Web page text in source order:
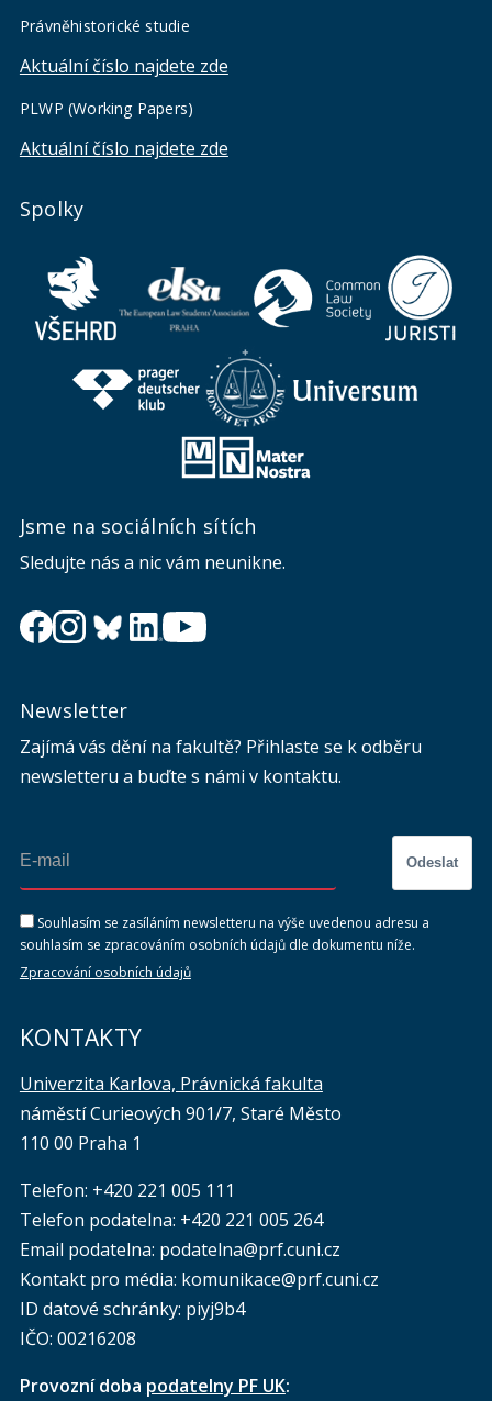
Právněhistorické studie
Aktuální číslo najdete zde
PLWP (Working Papers)
Aktuální číslo najdete zde
Spolky
Jsme na sociálních sítích
Sledujte nás a nic vám neunikne.
Newsletter
Zajímá vás dění na fakultě? Přihlaste se k odběru
newsletteru a buďte s námi v kontaktu.
Odeslat
Souhlasím se zasíláním newsletteru na výše uvedenou adresu a
souhlasím se zpracováním osobních údajů dle dokumentu níže.
Zpracování osobních údajů
KONTAKTY
Univerzita Karlova, Právnická fakulta
náměstí Curieových 901/7, Staré Město
110 00 Praha 1
Telefon: +420 221 005 111
Telefon podatelna: +420 221 005 264
Email podatelna: podatelna@prf.cuni.cz
Kontakt pro média: komunikace@prf.cuni.cz
ID datové schránky: piyj9b4
IČO: 00216208
Provozní doba podatelny PF UK: